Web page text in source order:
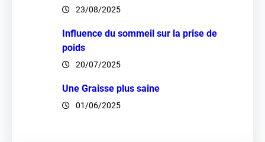
23/08/2025
Influence du sommeil sur la prise de
poids
20/07/2025
Une Graisse plus saine
01/06/2025